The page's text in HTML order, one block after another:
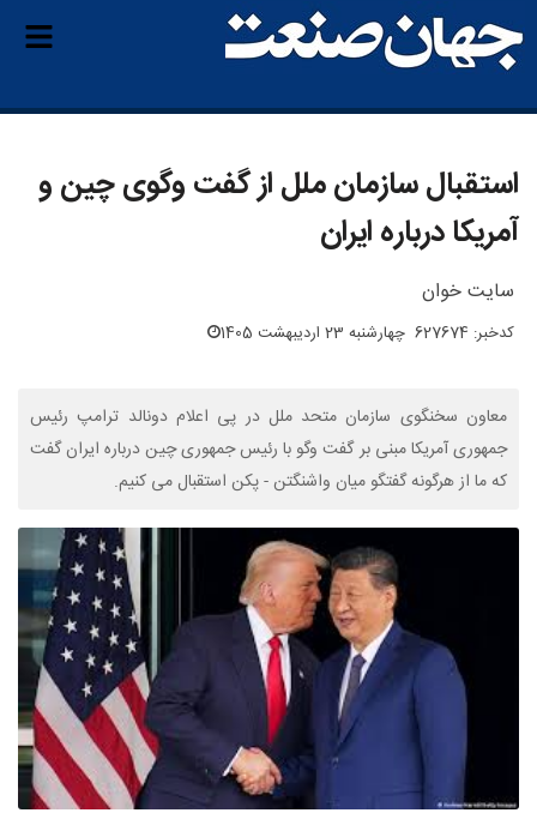
استقبال سازمان ملل از گفت وگوی چین و
آمریکا درباره ایران
سایت خوان
کدخبر: 627674 چهارشنبه 23 اردیبهشت 1405
معاون سخنگوی سازمان متحد ملل در پی اعلام دونالد ترامپ رئیس
جمهوری آمریکا مبنی بر گفت وگو با رئیس جمهوری چین درباره ایران گفت
که ما از هرگونه گفتگو میان واشنگتن - پکن استقبال می کنیم.